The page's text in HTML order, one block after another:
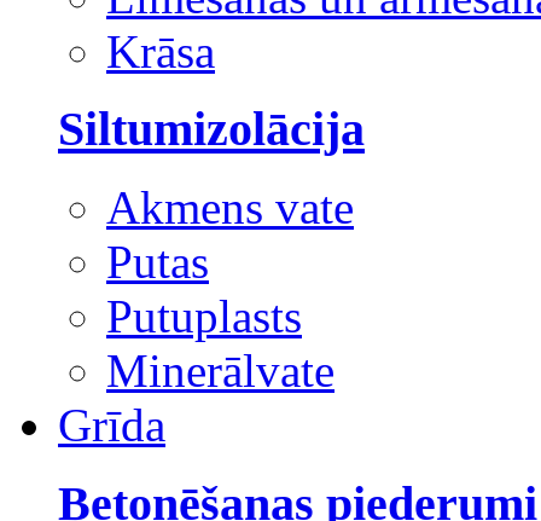
Krāsa
Siltumizolācija
Akmens vate
Putas
Putuplasts
Minerālvate
Grīda
Betonēšanas piederumi